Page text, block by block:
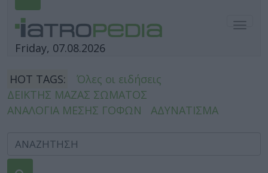
Friday, 07.08.2026
HOT TAGS:
Όλες οι ειδήσεις
ΔΕΙΚΤΗΣ ΜΑΖΑΣ ΣΩΜΑΤΟΣ
ΑΝΑΛΟΓΙΑ ΜΕΣΗΣ ΓΟΦΩΝ
ΑΔΥΝΑΤΙΣΜΑ